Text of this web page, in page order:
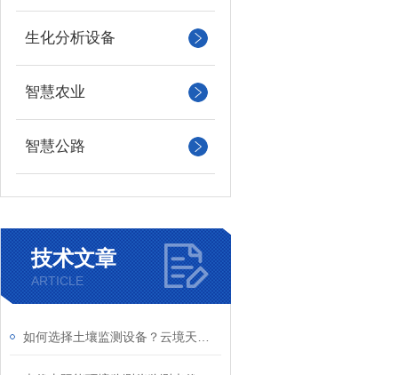
生化分析设备
智慧农业
智慧公路
技术文章
ARTICLE